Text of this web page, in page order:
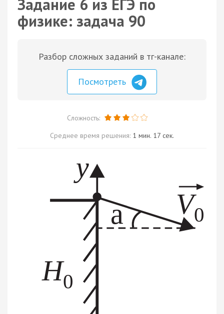
Задание 6 из ЕГЭ по
физике: задача 90
Разбор сложных заданий в тг-канале:
Посмотреть
Сложность:
Среднее время решения: 1 мин. 17 сек.